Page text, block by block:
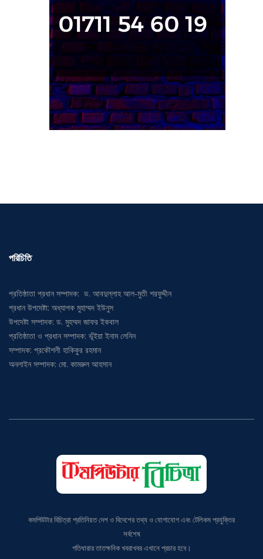
পরিচিতি
প্রতিষ্ঠাতা প্রধান সম্পাদক: ড. আবদুল্লাহ আল-মুতী শরফুদ্দীন
প্রধান উপদেষ্টা: অধ্যাপক মুহাম্মদ ইউনুস
উপদেষ্টা সম্পাদক: ড. মুহম্মদ জাফর ইকবাল
প্রতিষ্ঠাতা ও প্রধান সম্পাদক: ভূঁইয়া ইনাম লেনিন
সম্পাদক: প্রকৌশলী হাকিকুর রহমান
অনলাইন সম্পাদক: মো. কামরুল আহসান
কমপিউটার বিচিত্রা প্রতিনিয়ত দেশ ও বিদেশের তথ্য ও যোগাযোগ এবং টেলিকম প্রযুক্তির
সর্বশেষ
গতিধারার তাতক্ষনিক খবরাখবর এখানে প্রচার হবে।